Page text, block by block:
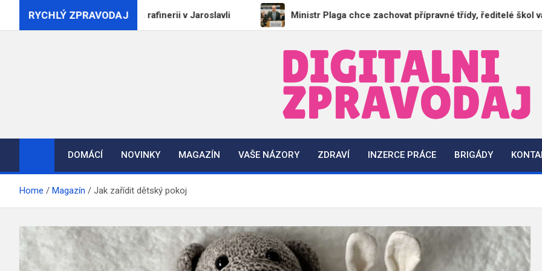
RYCHLÝ ZPRAVODAJ
Ukrajina zasáhla rafinerii v Jaroslavli Ministr Plaga chce zachovat přípravné třídy, ředitelé škol varují před
DigitalniZpravodaj.cz
DOMÁCÍ NOVINKY MAGAZÍN VAŠE NÁZORY ZDRAVÍ INZERCE PRÁCE BRIGÁDY
Home Magazín Jak zařídit dětský pokoj